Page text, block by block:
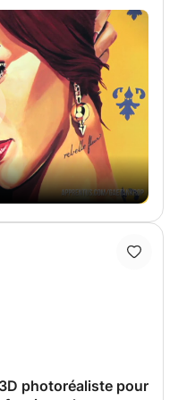
l'assistance du
avez réellement
quelle soit en
photoréaliste pour